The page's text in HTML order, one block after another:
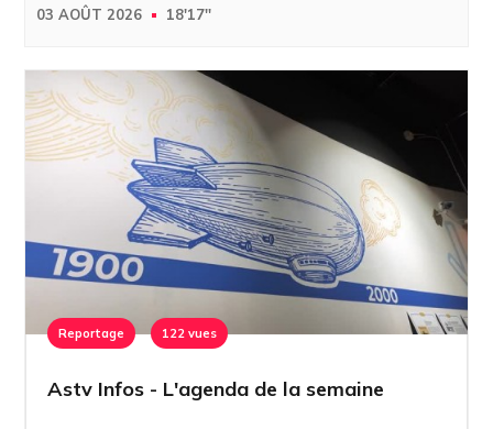
03 AOÛT 2026 18'17''
Reportage 122 vues
Astv Infos - L'agenda de la semaine